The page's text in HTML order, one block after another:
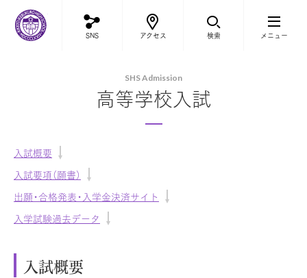
SNS アクセス 検索 メニュー
SHS Admission
高等学校入試
入試概要
入試要項（願書）
出願・合格発表・入学金決済サイト
入学試験過去データ
入試概要